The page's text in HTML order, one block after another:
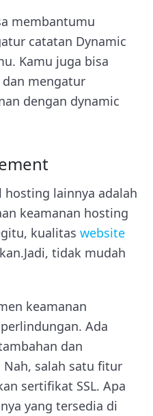
membantumu
catatan Dynamic
Kamu juga bisa
mengatur
dengan dynamic
hosting lainnya adalah
keamanan hosting
kualitas website
tidak mudah
keamanan
Ada
dan
salah satu fitur
sertifikat SSL. Apa
yang tersedia di